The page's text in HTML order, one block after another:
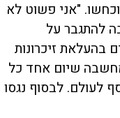
"אני פשוט לא
להתגבר על
בהעלאת זיכרונות
שיום אחד כל
לעולם. לבסוף נגסו